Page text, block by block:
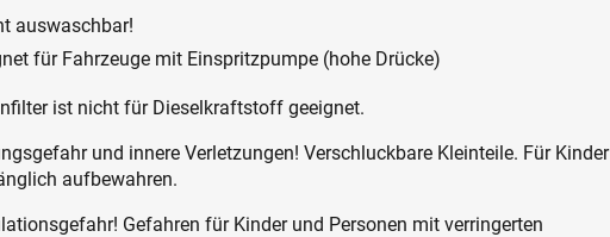
auswaschbar!
für Fahrzeuge mit Einspritzpumpe (hohe Drücke)
ist nicht für Dieselkraftstoff geeignet.
und innere Verletzungen! Verschluckbare Kleinteile. Für Kinder
aufbewahren.
Gefahren für Kinder und Personen mit verringerten